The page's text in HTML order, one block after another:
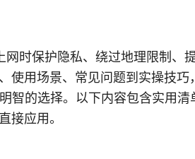
时保护隐私、绕过地理限制、
使用场景、常见问题到实操技巧
智的选择。以下内容包含实用清
接应用。